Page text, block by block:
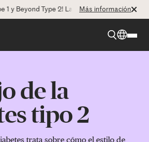
2! La CEO Deborah Dugan nos habla de
Más información
de la
tipo 2
trata sobre cómo el estilo de